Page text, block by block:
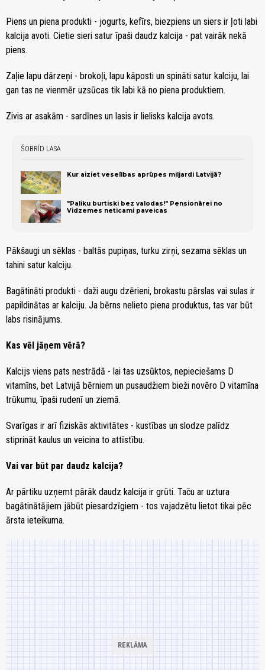
Piens un piena produkti - jogurts, kefīrs, biezpiens un siers ir ļoti labi
kalcija avoti. Cietie sieri satur īpaši daudz kalcija - pat vairāk nekā
piens.
Zaļie lapu dārzeņi - brokoļi, lapu kāposti un spināti satur kalciju, lai
gan tas ne vienmēr uzsūcas tik labi kā no piena produktiem.
Zivis ar asakām - sardīnes un lasis ir lielisks kalcija avots.
ŠOBRĪD LASA
Kur aiziet veselības aprūpes miljardi Latvijā?
"Paliku burtiski bez valodas!" Pensionārei no
Vidzemes neticami paveicas
Pākšaugi un sēklas - baltās pupiņas, turku zirņi, sezama sēklas un
tahini satur kalciju.
Bagātināti produkti - daži augu dzērieni, brokastu pārslas vai sulas ir
papildinātas ar kalciju. Ja bērns nelieto piena produktus, tas var būt
labs risinājums.
Kas vēl jāņem vērā?
Kalcijs viens pats nestrādā - lai tas uzsūktos, nepieciešams D
vitamīns, bet Latvijā bērniem un pusaudžiem bieži novēro D vitamīna
trūkumu, īpaši rudenī un ziemā.
Svarīgas ir arī fiziskās aktivitātes - kustības un slodze palīdz
stiprināt kaulus un veicina to attīstību.
Vai var būt par daudz kalcija?
Ar pārtiku uzņemt pārāk daudz kalcija ir grūti. Taču ar uztura
bagātinātājiem jābūt piesardzīgiem - tos vajadzētu lietot tikai pēc
ārsta ieteikuma.